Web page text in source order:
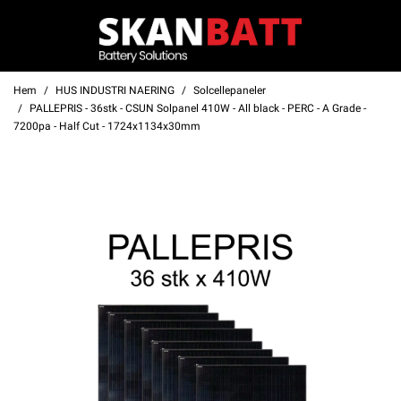
Hem HUS INDUSTRI NAERING
Solcellepaneler
PALLEPRIS - 36stk - CSUN Solpanel 410W - All black - PERC - A Grade -
7200pa - Half Cut - 1724x1134x30mm